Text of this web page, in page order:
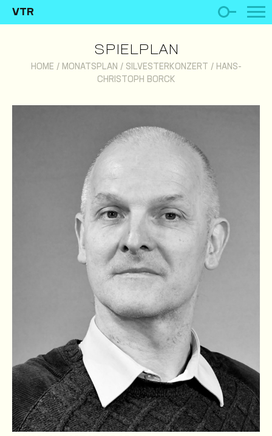
VTR
SPIELPLAN
HOME / MONATSPLAN / SILVESTERKONZERT / HANS-
CHRISTOPH BORCK